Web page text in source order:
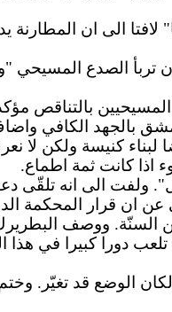
لافتا الى ان
الصدع المسيحي
المسيحيين بالتناقص
بالجهد الكافي
كنيسة ولكن لا
اذا كانت ثمة اطماع.
ولفت الى انه تلقّى
عن ان قرار المحكمة
من السنّة. ووصف
دورا كبيرا في
الوضع قد تغيّر.